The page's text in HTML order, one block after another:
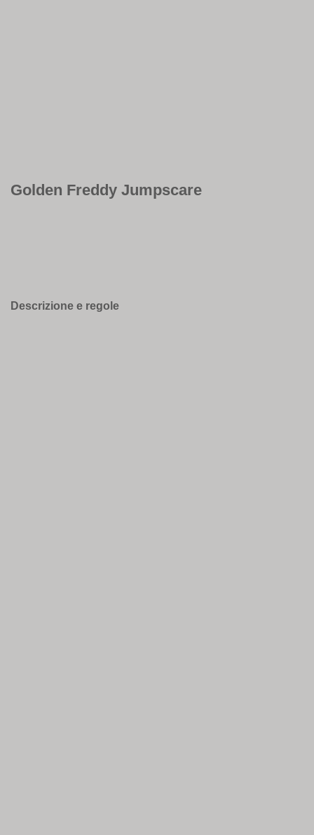
Golden Freddy Jumpscare
Descrizione e regole